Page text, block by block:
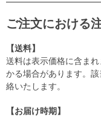
ご注文における
【送料】
送料は表示価格に含ま
かる場合があります。
絡いたします。
【お届け時期】